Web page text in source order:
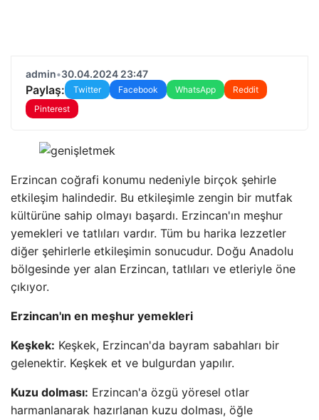
admin•30.04.2024 23:47
Paylaş: Twitter Facebook WhatsApp
Reddit
Pinterest
Erzincan coğrafi konumu nedeniyle birçok şehirle
etkileşim halindedir. Bu etkileşimle zengin bir mutfak
kültürüne sahip olmayı başardı. Erzincan'ın meşhur
yemekleri ve tatlıları vardır. Tüm bu harika lezzetler
diğer şehirlerle etkileşimin sonucudur. Doğu Anadolu
bölgesinde yer alan Erzincan, tatlıları ve etleriyle öne
çıkıyor.
Erzincan'ın en meşhur yemekleri
Keşkek: Keşkek, Erzincan'da bayram sabahları bir
gelenektir. Keşkek et ve bulgurdan yapılır.
Kuzu dolması: Erzincan'a özgü yöresel otlar
harmanlanarak hazırlanan kuzu dolması, öğle